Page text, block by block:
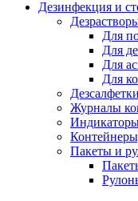
Дезинфекция и
Для
Для
Для
Для
Дезсалфетки
Журналы
Пакеты и